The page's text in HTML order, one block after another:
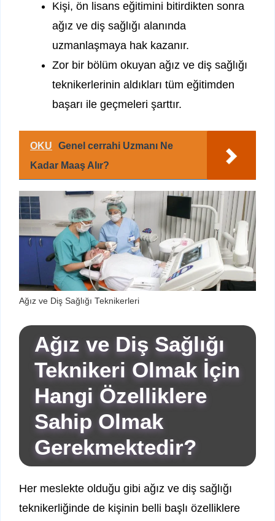
Kişi, ön lisans eğitimini bitirdikten sonra
ağız ve diş sağlığı alanında
uzmanlaşmaya hak kazanır.
Zor bir bölüm okuyan ağız ve diş sağlığı
teknikerlerinin aldıkları tüm eğitimden
başarı ile geçmeleri şarttır.
OKU
Genel cerrahi Uzmanı Ne
Kadar Maaş Alır?
Ağız ve Diş Sağlığı Teknikerleri
Ağız ve Diş Sağlığı
Teknikeri Olmak İçin
Hangi Özelliklere
Sahip Olmak
Gerekmektedir?
Her meslekte olduğu gibi ağız ve diş sağlığı
teknikerliğinde de kişinin belli başlı özelliklere